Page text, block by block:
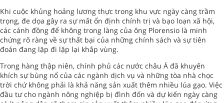
Khi cuộc khủng hoảng lương thực trong khu vực ngày càng trầm
trọng, đe dọa gây ra sự mất ổn định chính trị và bạo loạn xã hội,
các cánh đồng để không trong làng của ông Plorensio là minh
chứng rõ ràng về sự thất bại của những chính sách và sự tiên
đoán đang lặp đi lặp lại khắp vùng.
Trong hàng thập niên, chính phủ các nước châu Á đã khuyến
khích sự bùng nổ của các ngành dịch vụ và những tòa nhà chọc
trời chứ không phải là khả năng sản xuất thêm nhiều lúa gạo. Việc
đầu tư cho ngành nông nghiệp bị đình đốn và dự kiến ngày càng